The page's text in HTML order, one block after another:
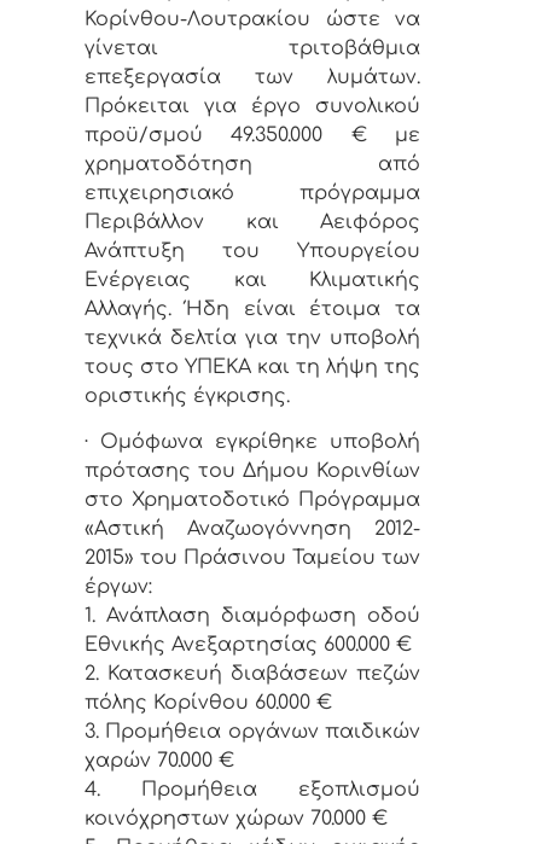
Κορίνθου-Λουτρακίου ώστε να
γίνεται τριτοβάθμια
επεξεργασία των λυμάτων.
Πρόκειται για έργο συνολικού
προϋ/σμού 49.350.000 € με
χρηματοδότηση από
επιχειρησιακό πρόγραμμα
Περιβάλλον και Αειφόρος
Ανάπτυξη του Υπουργείου
Ενέργειας και Κλιματικής
Αλλαγής. Ήδη είναι έτοιμα τα
τεχνικά δελτία για την υποβολή
τους στο ΥΠΕΚΑ και τη λήψη της
οριστικής έγκρισης.
· Ομόφωνα εγκρίθηκε υποβολή
πρότασης του Δήμου Κορινθίων
στο Χρηματοδοτικό Πρόγραμμα
«Αστική Αναζωογόννηση 2012-
2015» του Πράσινου Ταμείου των
έργων:
1. Ανάπλαση διαμόρφωση οδού
Εθνικής Ανεξαρτησίας 600.000 €
2. Κατασκευή διαβάσεων πεζών
πόλης Κορίνθου 60.000 €
3. Προμήθεια οργάνων παιδικών
χαρών 70.000 €
4. Προμήθεια εξοπλισμού
κοινόχρηστων χώρων 70.000 €